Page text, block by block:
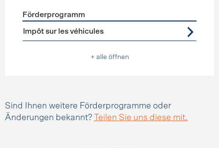
Förderprogramme Steuererleichterungen
Förderprogramm
Impôt sur les véhicules
+ alle öffnen
Sind Ihnen weitere Förderprogramme oder
Änderungen bekannt?
Teilen Sie uns diese mit.